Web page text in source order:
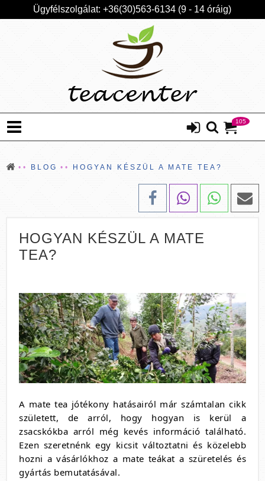
Ügyfélszolgálat: +36(30)563-6134 (9 - 14 óráig)
105
BLOG HOGYAN KÉSZÜL A MATE TEA?
HOGYAN KÉSZÜL A MATE
TEA?
A mate tea jótékony hatásairól már számtalan cikk
született, de arról, hogy hogyan is kerül a
zsacskókba arról még kevés információ található.
Ezen szeretnénk egy kicsit változtatni és közelebb
hozni a vásárlókhoz a mate teákat a szüretelés és
gyártás bemutatásával.